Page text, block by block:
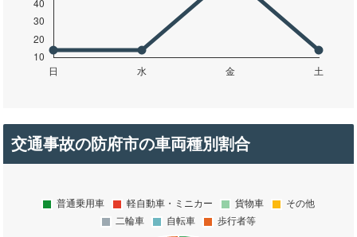
交通事故の防府市の車両種別割合